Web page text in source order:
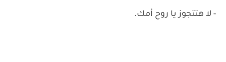
- لا هتتجوز يا روح أمك.